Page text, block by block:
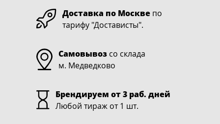
Доставка по Москве по
тарифу "Достависты".
Самовывоз со склада
м. Медведково
Брендируем от 3 раб. дней
Любой тираж от 1 шт.